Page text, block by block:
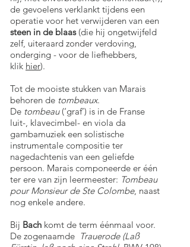
de gevoelens verklankt tijdens een
operatie voor het verwijderen van een
steen in de blaas(die hij ongetwijfeld
zelf, uiteraard zonder verdoving,
onderging - voor de liefhebbers,
klik hier).
Tot de mooiste stukken van Marais
behoren de tombeaux.
De tombeau (‘graf’) is in de Franse
luit-, klavecimbel- en viola da
gambamuziek een solistische
instrumentale compositie ter
nagedachtenis van een geliefde
persoon. Marais componeerde er één
ter ere van zijn leermeester: Tombeau
pour Monsieur de Ste Colombe, naast
nog enkele andere.
Bij Bach komt de term éénmaal voor.
De zogenaamde Trauerode (Laß